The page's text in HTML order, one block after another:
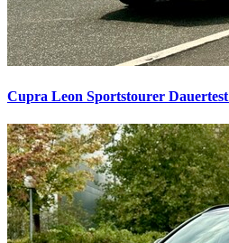
Cupra Leon Sportstourer Dauertest